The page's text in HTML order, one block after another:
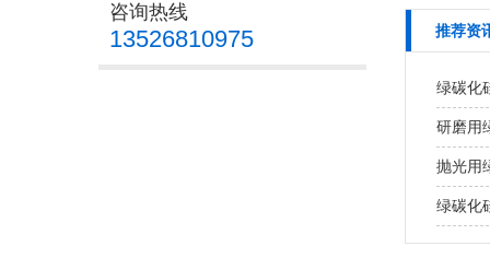
咨询热线
13526810975 推荐资
绿碳化
研磨用
抛光用
绿碳化